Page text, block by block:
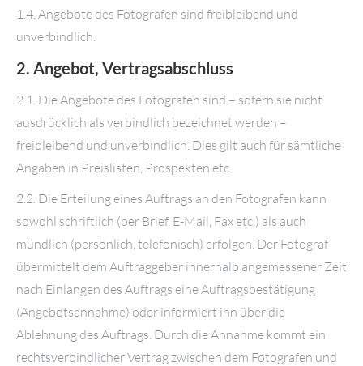
1.4. Angebote des Fotografen sind freibleibend und
unverbindlich.
2. Angebot, Vertragsabschluss
2.1. Die Angebote des Fotografen sind – sofern sie nicht
ausdrücklich als verbindlich bezeichnet werden –
freibleibend und unverbindlich. Dies gilt auch für sämtliche
Angaben in Preislisten, Prospekten etc.
2.2. Die Erteilung eines Auftrags an den Fotografen kann
sowohl schriftlich (per Brief, E-Mail, Fax etc.) als auch
mündlich (persönlich, telefonisch) erfolgen. Der Fotograf
übermittelt dem Auftraggeber innerhalb angemessener Zeit
nach Einlangen des Auftrags eine Auftragsbestätigung
(Angebotsannahme) oder informiert ihn über die
Ablehnung des Auftrags. Durch die Annahme kommt ein
rechtsverbindlicher Vertrag zwischen dem Fotografen und